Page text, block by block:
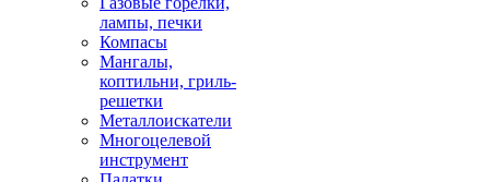
лампы, печки
Компасы
Мангалы,
коптильни, гриль-
решетки
Металлоискатели
Многоцелевой
инструмент